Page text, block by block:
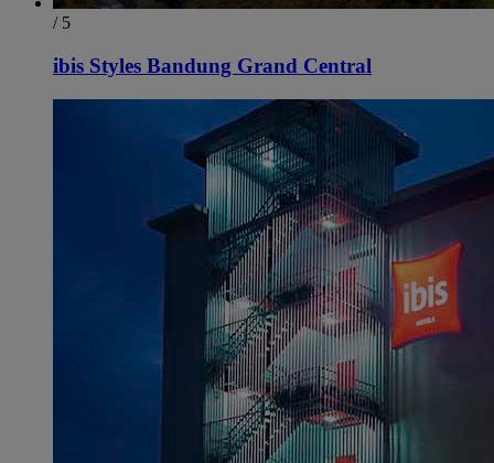
/ 5
ibis Styles Bandung Grand Central